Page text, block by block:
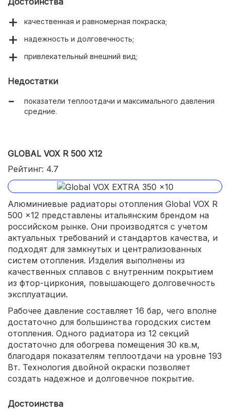
качественная и равномерная покраска;
надежность и долговечность;
привлекательный внешний вид;
Недостатки
показатели теплоотдачи и максимального давления
средние.
GLOBAL VOX R 500 X12
Рейтинг: 4.7
Алюминиевые радиаторы отопления Global VOX R
500 x12 представлены итальянским брендом на
российском рынке. Они производятся с учетом
актуальных требований и стандартов качества, и
подходят для замкнутых и централизованных
систем отопления. Изделия выполнены из
качественных сплавов с внутренним покрытием
из фтор-циркония, повышающего долговечность
эксплуатации.
Рабочее давление составляет 16 бар, чего вполне
достаточно для большинства городских систем
отопления. Одного радиатора из 12 секций
достаточно для обогрева помещения 30 кв.м,
благодаря показателям теплоотдачи на уровне 193
Вт. Технология двойной окраски позволяет
создать надежное и долговечное покрытие.
Достоинства